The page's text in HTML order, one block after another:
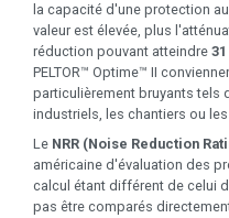
la capacité d'une protection
valeur est élevée, plus
réduction pouvant atteindre
PELTOR™ Optime™ II
particulièrement bruyants tels
industriels, les chantiers ou
Le NRR (Noise Reduction
américaine d'évaluation des
calcul étant différent de celui
pas être comparés